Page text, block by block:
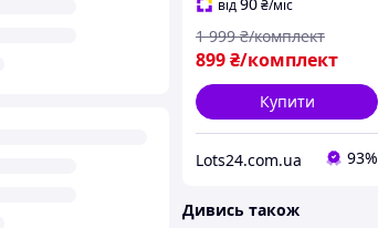
від ₴/міс
899₴/комплект
1 999 ₴/комплект
Купити
Lots24.com.ua 93%
Дивись також